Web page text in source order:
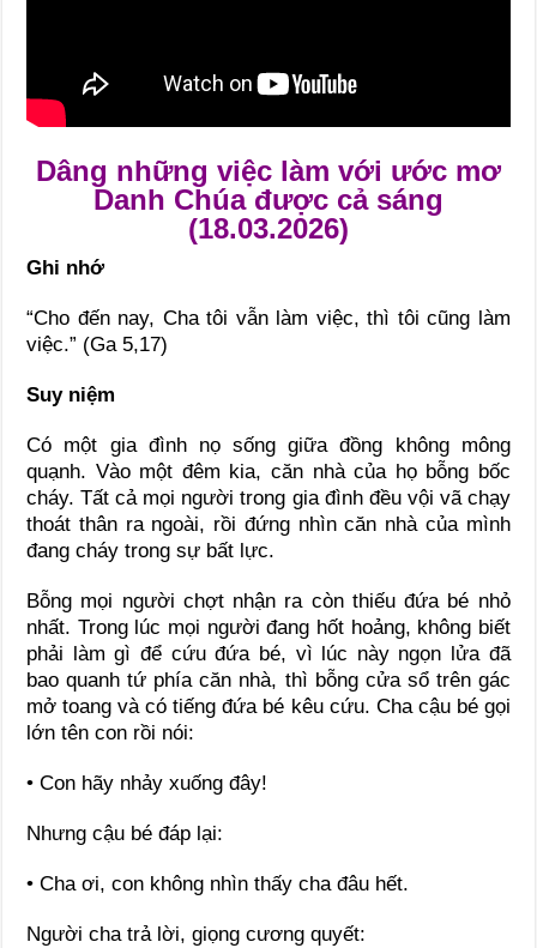
Dâng những việc làm với ước mơ
Danh Chúa được cả sáng
(18.03.2026)
Ghi nhớ
“Cho đến nay, Cha tôi vẫn làm việc, thì tôi cũng làm
việc.” (Ga 5,17)
Suy niệm
Có một gia đình nọ sống giữa đồng không mông
quạnh. Vào một đêm kia, căn nhà của họ bỗng bốc
cháy. Tất cả mọi người trong gia đình đều vội vã chạy
thoát thân ra ngoài, rồi đứng nhìn căn nhà của mình
đang cháy trong sự bất lực.
Bỗng mọi người chợt nhận ra còn thiếu đứa bé nhỏ
nhất. Trong lúc mọi người đang hốt hoảng, không biết
phải làm gì để cứu đứa bé, vì lúc này ngọn lửa đã
bao quanh tứ phía căn nhà, thì bỗng cửa sổ trên gác
mở toang và có tiếng đứa bé kêu cứu. Cha cậu bé gọi
lớn tên con rồi nói:
• Con hãy nhảy xuống đây!
Nhưng cậu bé đáp lại:
• Cha ơi, con không nhìn thấy cha đâu hết.
Người cha trả lời, giọng cương quyết: